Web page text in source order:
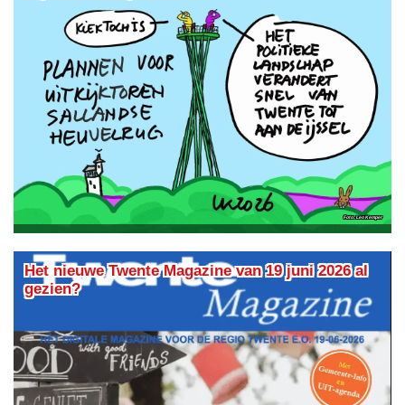
Leo Kemper
Het nieuwe Twente Magazine van 19 juni 2026 al
gezien?